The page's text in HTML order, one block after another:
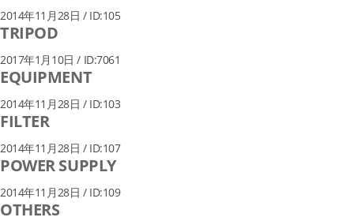
2014年11月28日 / ID:105
TRIPOD
2017年1月10日 / ID:7061
EQUIPMENT
2014年11月28日 / ID:103
FILTER
2014年11月28日 / ID:107
POWER SUPPLY
2014年11月28日 / ID:109
OTHERS